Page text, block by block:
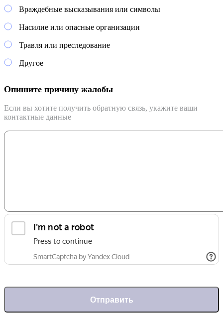
Враждебные высказывания или символы
Насилие или опасные организации
Травля или преследование
Другое
Опишите причину жалобы
Если вы хотите получить обратную связь, укажите ваши
контактные данные
Отправить